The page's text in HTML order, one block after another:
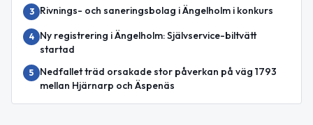
3 Rivnings- och saneringsbolag i Ängelholm i konkurs
4
Ny registrering i Ängelholm: Självservice-biltvätt
startad
5
Nedfallet träd orsakade stor påverkan på väg 1793
mellan Hjärnarp och Äspenäs